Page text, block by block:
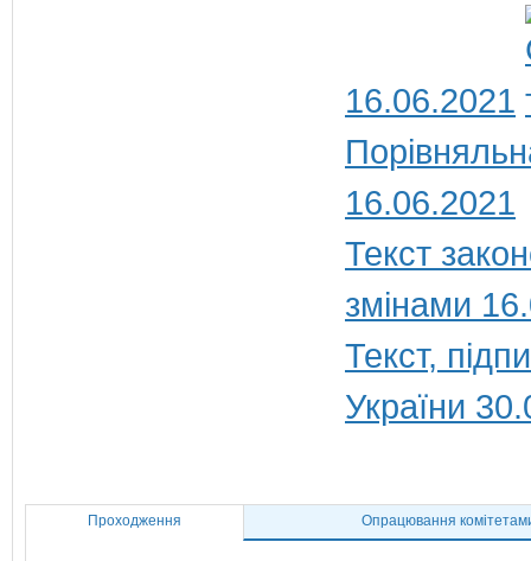
16.06.2021
16.06.2021
Текст
змінами
Текст,
України
Проходження Опрацювання